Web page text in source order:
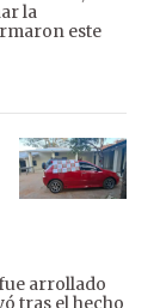
la
este
arrollado
tras el hecho